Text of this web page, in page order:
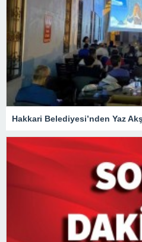
Hakkari Belediyesi’nden Yaz